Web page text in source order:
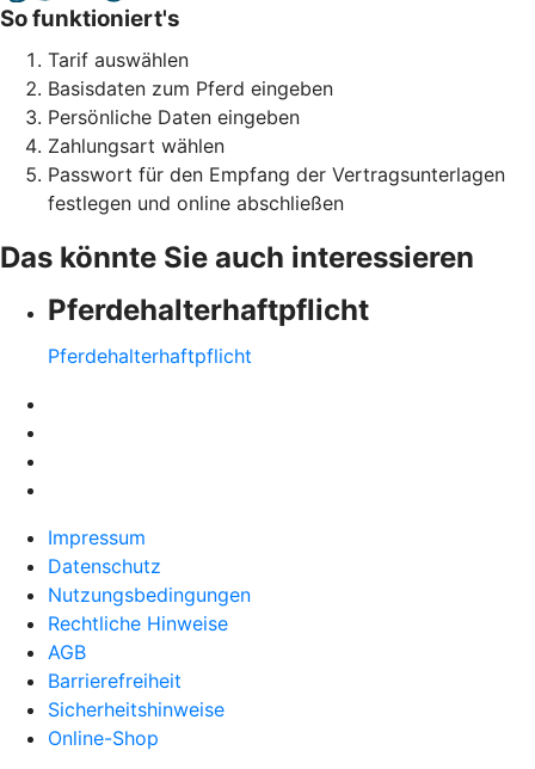
So funktioniert's
Tarif auswählen
Basisdaten zum Pferd eingeben
Persönliche Daten eingeben
Zahlungsart wählen
Passwort für den Empfang der Vertragsunterlagen
festlegen und online abschließen
Das könnte Sie auch interessieren
Pferdehalter­haftpflicht
Pferdehalter­haftpflicht
Impressum
Datenschutz
Nutzungsbedingungen
Rechtliche Hinweise
AGB
Barrierefreiheit
Sicherheitshinweise
Online-Shop